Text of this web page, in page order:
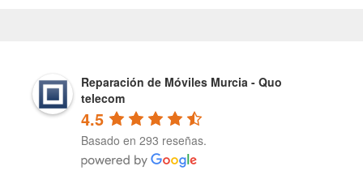
Reparación de Móviles Murcia - Quo
telecom
4.5
Basado en 293 reseñas.